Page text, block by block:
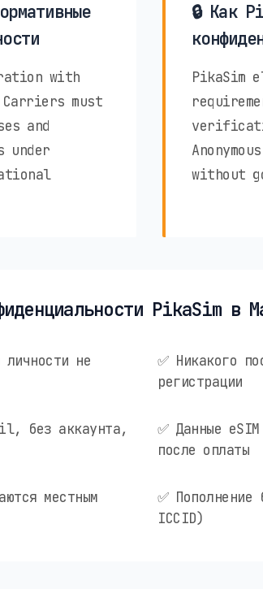
with
must
and
under
🔒 Как
PikaSim
without
PikaSim в
личности не
✅ Никакого
регистрации
без аккаунта,
✅ Данные
после оплаты
местным
✅
ICCID)